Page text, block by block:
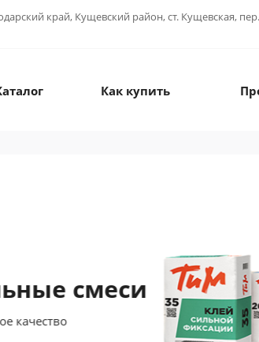
край, Кущевский район, ст. Кущевская,
Как купить
смеси